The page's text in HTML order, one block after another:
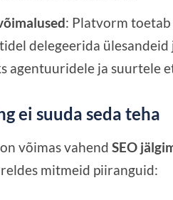
: Platvorm toetab
delegeerida
agentuuridele ja suurtele
ei suuda seda teha
võimas vahendSEO
mitmeid piiranguid: